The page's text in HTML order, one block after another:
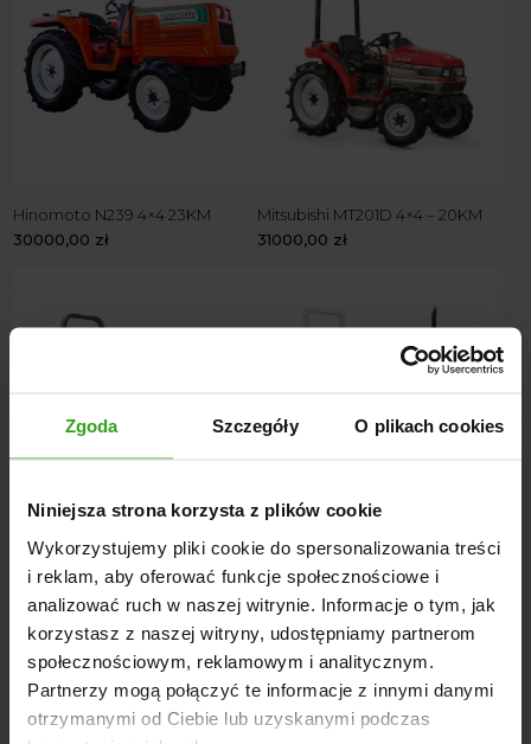
Zgoda Szczegóły O plikach cookies
Niniejsza strona korzysta z plików cookie
Wykorzystujemy pliki cookie do spersonalizowania treści
i reklam, aby oferować funkcje społecznościowe i
analizować ruch w naszej witrynie. Informacje o tym, jak
korzystasz z naszej witryny, udostępniamy partnerom
społecznościowym, reklamowym i analitycznym.
Partnerzy mogą połączyć te informacje z innymi danymi
otrzymanymi od Ciebie lub uzyskanymi podczas
Hinomoto N239 4×4 23KM
30000,00 zł
Mitsubishi MT201D 4×4 – 20KM
31000,00 zł
Kubota GT3 – 4 x 4 – 21KM
Hinomoto N239D 4×4 – 25KM